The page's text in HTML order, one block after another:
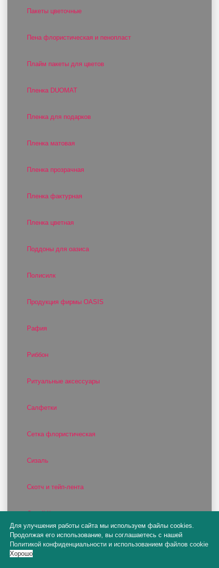
Пакеты цветочные
Пена флористическая и пенопласт
Плайм пакеты для цветов
Пленка DUOMAT
Пленка для подарков
Пленка матовая
Пленка прозрачная
Пленка фактурная
Пленка цветная
Поддоны для оазиса
Полисилк
Продукция фирмы OASIS
Рафия
Риббон
Ритуальные аксессуары
Салфетки
Сетка флористическая
Сизаль
Скотч и тейп-лента
Спрей Краска
Стружка бумажная
Для улучшения работы сайта мы используем файлы cookies.
Продолжая его использование, вы соглашаетесь с нашей
Политикой конфиденциальности и использованием файлов cookie
Хорошо